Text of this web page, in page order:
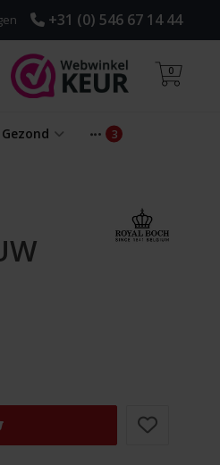
+31 (0) 546 67 14 44
0